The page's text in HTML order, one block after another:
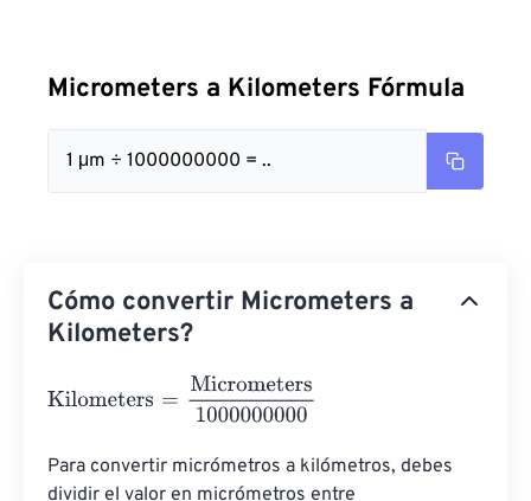
Micrometers a Kilometers Fórmula
1 μm ÷ 1000000000 = ..
Cómo convertir Micrometers a
Kilometers?
Kilometers Micrometers1000000000
Para convertir micrómetros a kilómetros, debes
dividir el valor en micrómetros entre